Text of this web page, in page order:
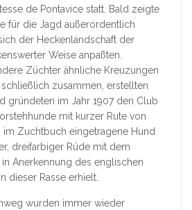
de Pontavice statt. Bald zeigte
für die Jagd außerordentlich
der Heckenlandschaft der
Weise anpaßten.
Züchter ähnliche Kreuzungen
zusammen, erstellten
gründeten im Jahr 1907 den Club
mit kurzer Rute von
im Zuchtbuch eingetragene Hund
dreifarbiger Rüde mit dem
Anerkennung des englischen
dieser Rasse erhielt.
wurden immer wieder